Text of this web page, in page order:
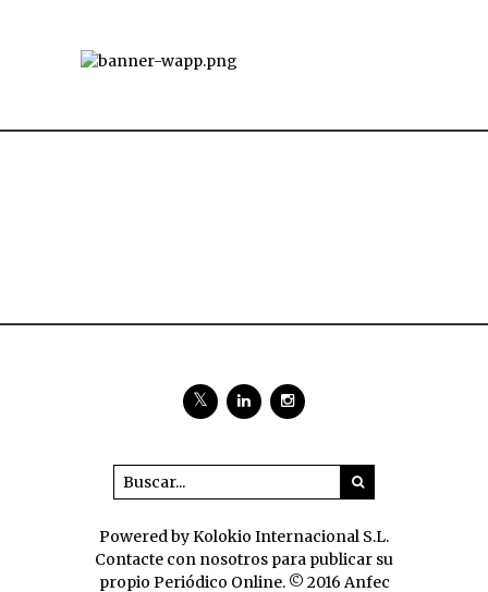
Powered by Kolokio Internacional S.L.
Contacte con nosotros para publicar su
propio Periódico Online. © 2016 Anfec